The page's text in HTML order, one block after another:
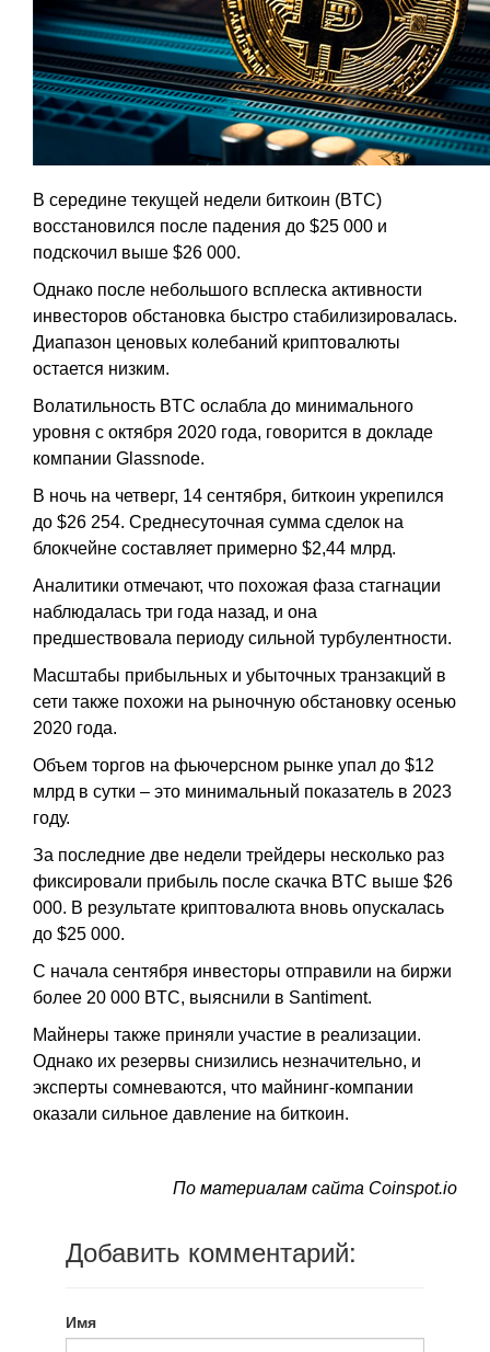
В середине текущей недели биткоин (BTC)
восстановился после падения до $25 000 и
подскочил выше $26 000.
Однако после небольшого всплеска активности
инвесторов обстановка быстро стабилизировалась.
Диапазон ценовых колебаний криптовалюты
остается низким.
Волатильность BTC ослабла до минимального
уровня с октября 2020 года, говорится в докладе
компании Glassnode.
В ночь на четверг, 14 сентября, биткоин укрепился
до $26 254. Среднесуточная сумма сделок на
блокчейне составляет примерно $2,44 млрд.
Аналитики отмечают, что похожая фаза стагнации
наблюдалась три года назад, и она
предшествовала периоду сильной турбулентности.
Масштабы прибыльных и убыточных транзакций в
сети также похожи на рыночную обстановку осенью
2020 года.
Объем торгов на фьючерсном рынке упал до $12
млрд в сутки – это минимальный показатель в 2023
году.
За последние две недели трейдеры несколько раз
фиксировали прибыль после скачка BTC выше $26
000. В результате криптовалюта вновь опускалась
до $25 000.
С начала сентября инвесторы отправили на биржи
более 20 000 BTC, выяснили в Santiment.
Майнеры также приняли участие в реализации.
Однако их резервы снизились незначительно, и
эксперты сомневаются, что майнинг-компании
оказали сильное давление на биткоин.
По материалам сайта Coinspot.io
Добавить комментарий:
Имя